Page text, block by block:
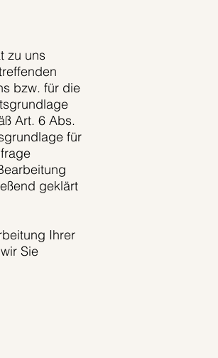
zu uns
bzw. für die
Art. 6 Abs.
für
geklärt
Ihrer
Sie